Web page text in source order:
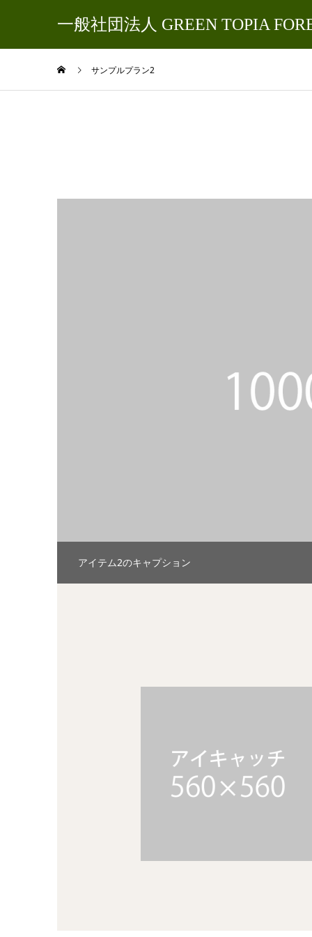
一般社団法人 GREEN TOPIA
サンプルプラン2
アイテム2のキャプション